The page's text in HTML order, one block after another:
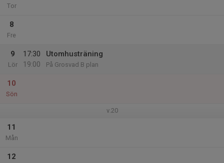
Tor
8
Fre
9
Lör
17:30
19:00
Utomhusträning
På Grosvad B plan
10
Sön
v.20
11
Mån
12